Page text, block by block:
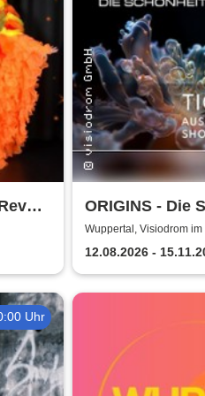
ORIGINS - Die
Lebens
Wuppertal, Visiodrom
12.08.2026 -
Uhr